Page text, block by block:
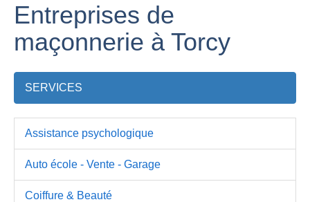
Entreprises de
maçonnerie à Torcy
SERVICES
Assistance psychologique
Auto école - Vente - Garage
Coiffure & Beauté